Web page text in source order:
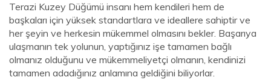
Terazi Kuzey Düğümü insanı hem kendileri hem de
başkaları için yüksek standartlara ve ideallere sahiptir ve
her şeyin ve herkesin mükemmel olmasını bekler. Başarıya
ulaşmanın tek yolunun, yaptığınız işe tamamen bağlı
olmanız olduğunu ve mükemmeliyetçi olmanın, kendinizi
tamamen adadığınız anlamına geldiğini biliyorlar.